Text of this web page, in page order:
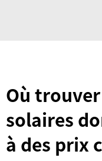
Où
solaires
à des prix